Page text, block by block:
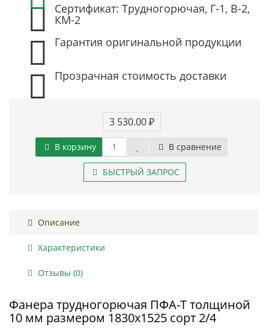
Сертификат: Трудногорючая, Г-1, В-2,
КМ-2
Гарантия оригинальной продукции
Прозрачная стоимость доставки
3 530.00 ₽
В корзину В сравнение
БЫСТРЫЙ ЗАПРОС
Описание
Характеристики
Отзывы (0)
Фанера трудногорючая ПФА-Т толщиной
10 мм размером 1830х1525 сорт 2/4